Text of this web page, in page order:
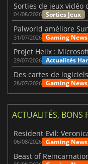
04/08/2026 Sorties Jeux
Palworld améliore
31/07/2026 Gaming News
Projet Helix :
29/07/2026 Actualités
28/07/2026 Gaming News
ACTUALITÉS, BONS
06/08/2026 Gaming News